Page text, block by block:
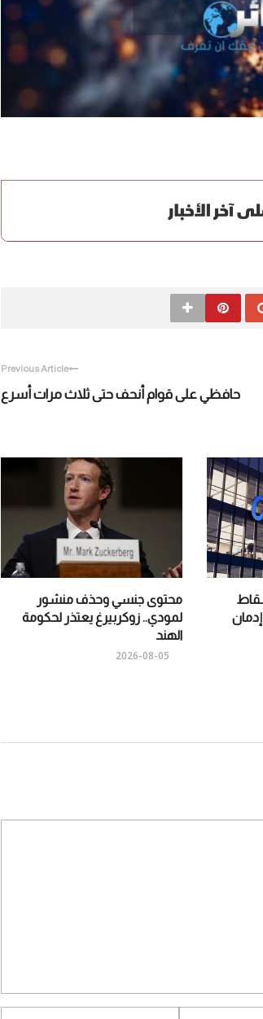
Previous Article
حافظي على قوام أنحف حتى ثلاث مرات أسرع
محتوى جنسي وحذف منشور
لمودي.. زوكربيرغ يعتذر لحكومة
الهند
2026-08-05